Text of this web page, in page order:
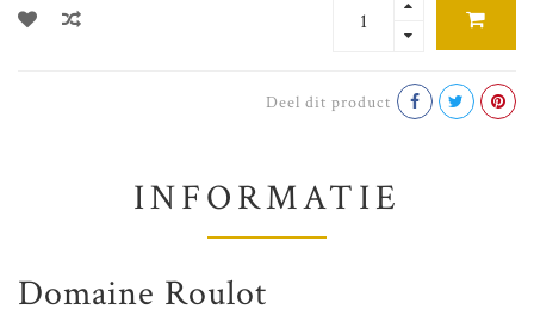
Deel dit product
INFORMATIE
Domaine Roulot